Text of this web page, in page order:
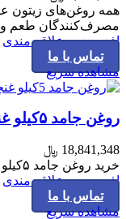
همه روغن‌های زیتون
مصرف‌کنندگان طعم و
افزودن به علاقه مندی
تماس با ما
مشاهده سریع
روغن جامد ۵کیلو غنچه امگا
18,841,348 ﷼
خرید روغن جامد ۵کیلو غنچه امگا
افزودن به علاقه مندی
تماس با ما
مشاهده سریع